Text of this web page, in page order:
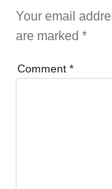
Your email
are marked *
Comment *